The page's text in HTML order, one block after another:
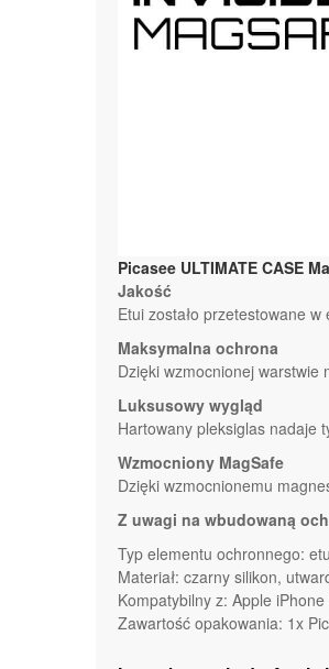
Picasee ULTIMATE CASE
Jakość
Etui zostało przetestowane
Maksymalna ochrona
Dzięki wzmocnionej warstwie
Luksusowy wygląd
Hartowany pleksiglas nadaje
Wzmocniony MagSafe
Dzięki wzmocnionemu
Z uwagi na wbudowaną
Typ elementu ochronnego:
Materiał: czarny silikon,
Kompatybilny z: Apple
Zawartość opakowania: 1x